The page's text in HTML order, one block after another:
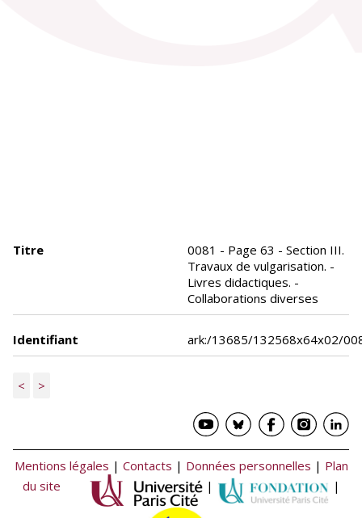
Titre
0081 - Page 63 - Section III.
Travaux de vulgarisation. -
Livres didactiques. -
Collaborations diverses
Identifiant ark:/13685/132568x64x02/
< >
Mentions légales | Contacts | Données personnelles | Plan
du site
| |